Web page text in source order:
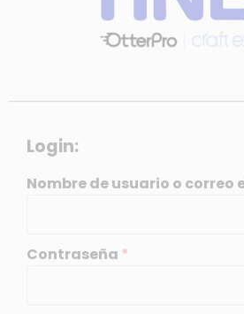
Login:
Nombre de usuario o correo
Contraseña *